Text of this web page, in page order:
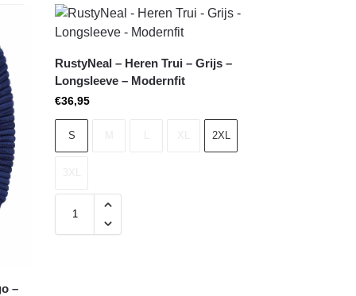
–
RustyNeal – Heren Trui – Grijs –
Longsleeve – Modernfit
€36,95
S 2XL